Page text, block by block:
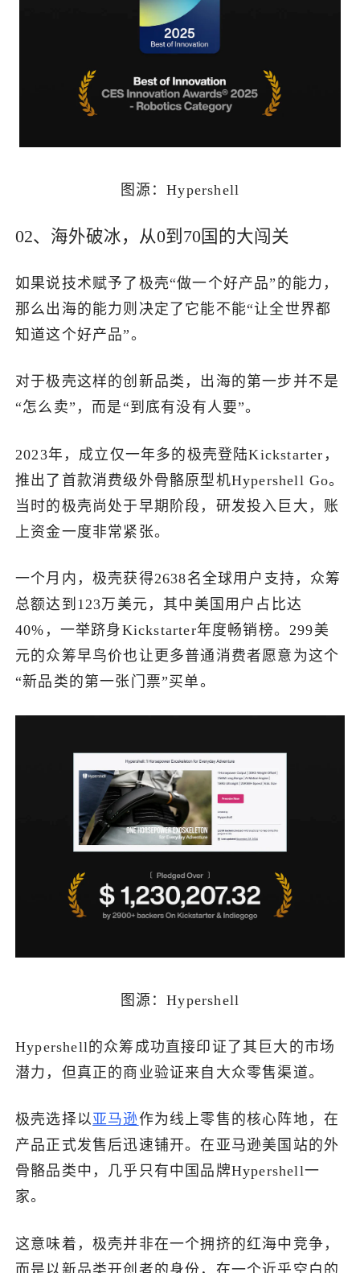
图源：Hypershell
02、海外破冰，从0到70国的大闯关
如果说技术赋予了极壳“做一个好产品”的能力，
那么出海的能力则决定了它能不能“让全世界都
知道这个好产品”。
对于极壳这样的创新品类，出海的第一步并不是
“怎么卖”，而是“到底有没有人要”。
2023年，成立仅一年多的极壳登陆Kickstarter，
推出了首款消费级外骨骼原型机Hypershell Go。
当时的极壳尚处于早期阶段，研发投入巨大，账
上资金一度非常紧张。
一个月内，极壳获得2638名全球用户支持，众筹
总额达到123万美元，其中美国用户占比达
40%，一举跻身Kickstarter年度畅销榜。299美
元的众筹早鸟价也让更多普通消费者愿意为这个
“新品类的第一张门票”买单。
图源：Hypershell
Hypershell的众筹成功直接印证了其巨大的市场
潜力，但真正的商业验证来自大众零售渠道。
极壳选择以亚马逊作为线上零售的核心阵地，在
产品正式发售后迅速铺开。在亚马逊美国站的外
骨骼品类中，几乎只有中国品牌Hypershell一
家。
这意味着，极壳并非在一个拥挤的红海中竞争，
而是以新品类开创者的身份，在一个近乎空白的